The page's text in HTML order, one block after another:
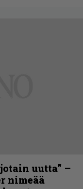
uutta” –
nimeää